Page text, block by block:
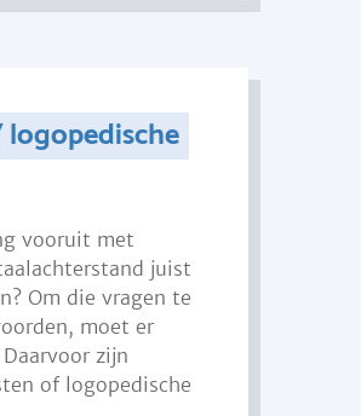
vooruit met
juist
Om die vragen te
moet er
zijn
of logopedische